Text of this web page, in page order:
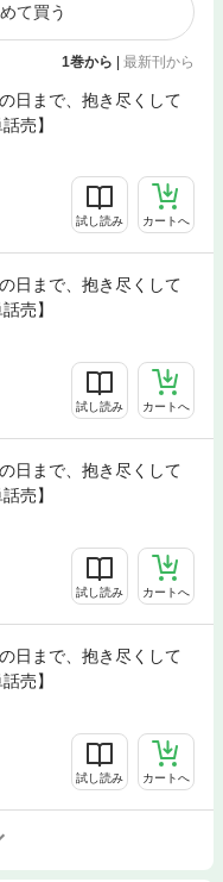
て買う
1巻から | 最新刊から
日まで、抱き尽くして
売】
試し読み カートへ
日まで、抱き尽くして
売】
試し読み カートへ
日まで、抱き尽くして
売】
試し読み カートへ
日まで、抱き尽くして
売】
試し読み カートへ